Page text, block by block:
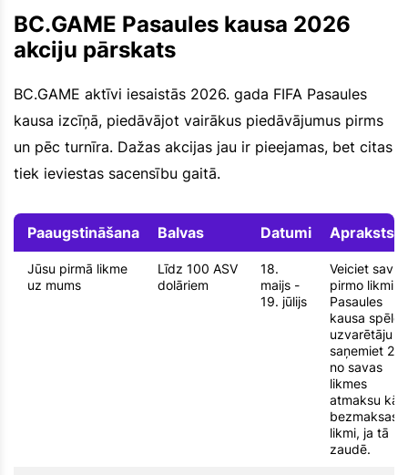
BC.GAME Pasaules kausa 2026
akciju pārskats
BC.GAME aktīvi iesaistās 2026. gada FIFA Pasaules
kausa izcīņā, piedāvājot vairākus piedāvājumus pirms
un pēc turnīra. Dažas akcijas jau ir pieejamas, bet citas
tiek ieviestas sacensību gaitā.
Paaugstināšana Balvas Datumi Apraksts
Jūsu pirmā likme
uz mums
Līdz 100 ASV
dolāriem
18.
maijs -
19. jūlijs
Veiciet savu
pirmo likmi
Pasaules
kausa spēles
uzvarētāju
saņemiet
no savas
likmes
atmaksu kā
bezmaksas
likmi, ja tā
zaudē.